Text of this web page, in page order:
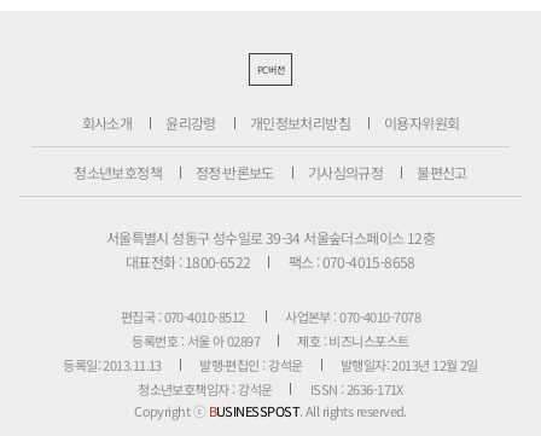
PC버전
회사소개 윤리강령 개인정보처리방침 이용자위원회
청소년보호정책 정정·반론보도 기사심의규정 불편신고
서울특별시 성동구 성수일로 39-34 서울숲더스페이스 12층
대표전화 : 1800-6522
팩스 : 070-4015-8658
편집국 : 070-4010-8512
사업본부 : 070-4010-7078
등록번호 : 서울 아 02897
제호 : 비즈니스포스트
등록일: 2013.11.13
발행·편집인 : 강석운
발행일자: 2013년 12월 2일
청소년보호책임자 : 강석운
ISSN : 2636-171X
Copyright ⓒBUSINESSPOST. All rights reserved.